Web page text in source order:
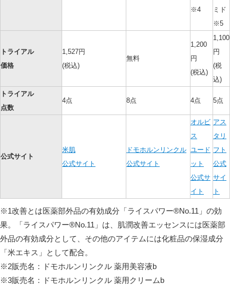
※4
ミド
※5
トライアル
価格
1,527円
(税込)
無料
1,200
円
(税込)
1,100
円
(税
込)
トライアル
点数
4点 8点 4点 5点
公式サイト
米肌
公式サイト
ドモホルンリンクル
公式サイト
オルビ
ス
ユード
ット
公式サ
イト
アス
タリ
フト
公式
サイ
ト
※1改善とは医薬部外品の有効成分「ライスパワー®No.11」の効
果。「ライスパワー®No.11」は、肌潤改善エッセンスには医薬部
外品の有効成分として、その他のアイテムには化粧品の保湿成分
「米エキス」として配合。
※2販売名：ドモホルンリンクル 薬用美容液b
※3販売名：ドモホルンリンクル 薬用クリームb